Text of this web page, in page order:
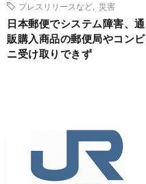
プレスリリースなど
災害
日本郵便でシステム障害、通
販購入商品の郵便局やコンビ
ニ受け取りできず